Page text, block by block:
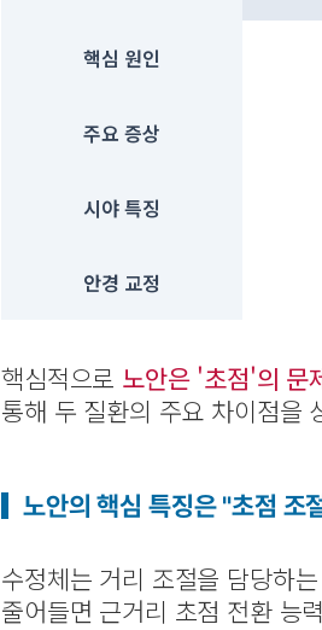
핵심 원인
주요 증상
시야 특징
안경 교정
핵심적으로 노안은 '초점'의 문
통해 두 질환의 주요 차이점을
노안의 핵심 특징은 "초점 조
수정체는 거리 조절을 담당하
줄어들면 근거리 초점 전환 능